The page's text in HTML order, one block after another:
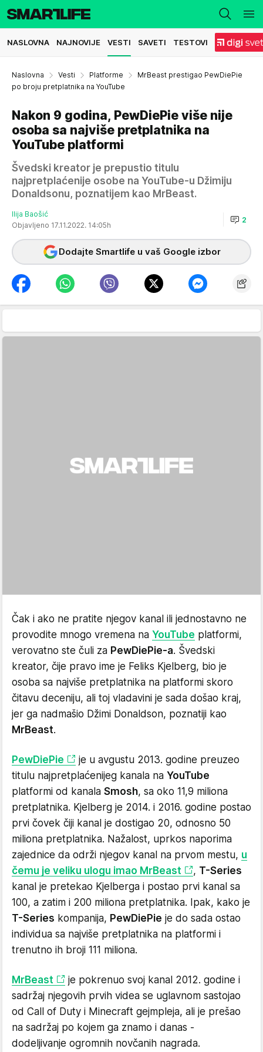
NASLOVNA NAJNOVIJE VESTI SAVETI TESTOVI
Naslovna Vesti Platforme
MrBeast prestigao PewDiePie
po broju pretplatnika na YouTube
Nakon 9 godina, PewDiePie više nije
osoba sa najviše pretplatnika na
YouTube platformi
Švedski kreator je prepustio titulu
najpretplaćenije osobe na YouTube-u Džimiju
Donaldsonu, poznatijem kao MrBeast.
Ilija Baošić
Objavljeno 17.11.2022. 14:05h
2
Dodajte Smartlife u vaš Google izbor
Čak i ako ne pratite njegov kanal ili jednostavno ne
provodite mnogo vremena na YouTube platformi,
verovatno ste čuli za PewDiePie-a. Švedski
kreator, čije pravo ime je Feliks Kjelberg, bio je
osoba sa najviše pretplatnika na platformi skoro
čitavu deceniju, ali toj vladavini je sada došao kraj,
jer ga nadmašio Džimi Donaldson, poznatiji kao
MrBeast.
PewDiePie
je u avgustu 2013. godine preuzeo
titulu najpretplaćenijeg kanala na YouTube
platformi od kanala Smosh, sa oko 11,9 miliona
pretplatnika. Kjelberg je 2014. i 2016. godine postao
prvi čovek čiji kanal je dostigao 20, odnosno 50
miliona pretplatnika. Nažalost, uprkos naporima
zajednice da održi njegov kanal na prvom mestu, u
čemu je veliku ulogu imao MrBeast
, T-Series
kanal je pretekao Kjelberga i postao prvi kanal sa
100, a zatim i 200 miliona pretplatnika. Ipak, kako je
T-Series kompanija, PewDiePie je do sada ostao
individua sa najviše pretplatnika na platformi i
trenutno ih broji 111 miliona.
MrBeast
je pokrenuo svoj kanal 2012. godine i
sadržaj njegovih prvih videa se uglavnom sastojao
od Call of Duty i Minecraft gejmpleja, ali je prešao
na sadržaj po kojem ga znamo i danas -
dodeljivanje ogromnih novčanih nagrada.